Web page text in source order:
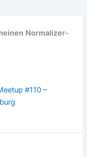
Normalizer-
#110 –